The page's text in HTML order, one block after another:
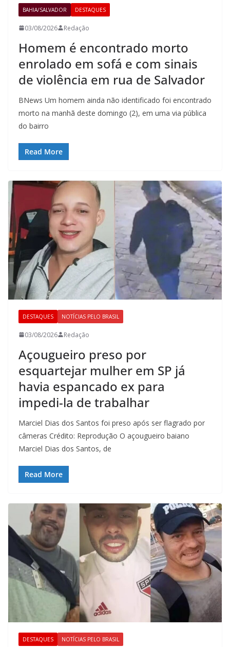
BAHIA/SALVADOR DESTAQUES
03/08/2026 Redação
Homem é encontrado morto
enrolado em sofá e com sinais
de violência em rua de Salvador
BNews Um homem ainda não identificado foi encontrado
morto na manhã deste domingo (2), em uma via pública
do bairro
Read More
DESTAQUES NOTÍCIAS PELO BRASIL
03/08/2026 Redação
Açougueiro preso por
esquartejar mulher em SP já
havia espancado ex para
impedi-la de trabalhar
Marciel Dias dos Santos foi preso após ser flagrado por
câmeras Crédito: Reprodução O açougueiro baiano
Marciel Dias dos Santos, de
Read More
DESTAQUES NOTÍCIAS PELO BRASIL